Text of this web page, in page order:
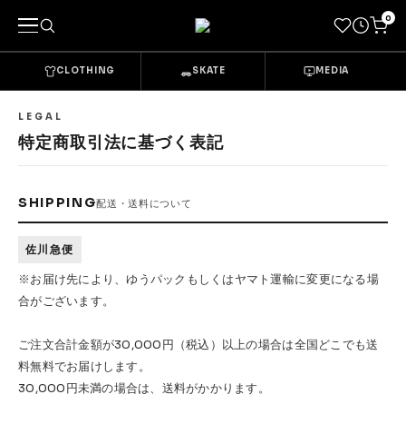
0
CLOTHING & GOODS
Tops
Sets & Overalls Socks
Gloves
CLOTHING SKATE MEDIA
LEGAL
特定商取引法に基づく表記
SHIPPING配送・送料について
佐川急便
※お届け先により、ゆうパックもしくはヤマト運輸に変更になる場
合がございます。
ご注文合計金額が30,000円（税込）以上の場合は全国どこでも送
料無料でお届けします。
30,000円未満の場合は、送料がかかります。